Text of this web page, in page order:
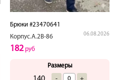
Брюки #23470641
Корпус.А.2В-86
06.08.2026
182руб
Размеры
- +